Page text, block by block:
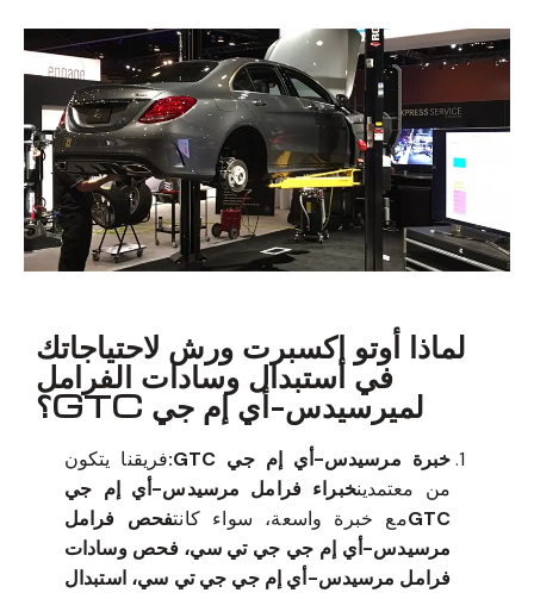
لماذا أوتو إكسبرت ورش لاحتياجاتك
في استبدال وسادات الفرامل
لميرسيدس-أي إم جي GTC؟
خبرة مرسيدس-أي إم جي GTC:
فريقنا يتكون
من معتمدينخبراء فرامل مرسيدس-أي إم جي
GTCمع خبرة واسعة، سواء كانتفحص فرامل
مرسيدس-أي إم جي جي تي سي، فحص وسادات
فرامل مرسيدس-أي إم جي جي تي سي، استبدال